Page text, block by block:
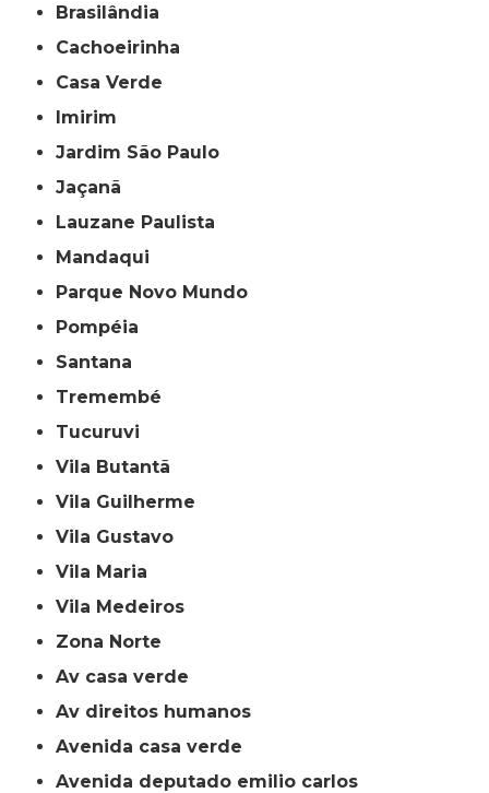
Brasilândia
Cachoeirinha
Casa Verde
Imirim
Jardim São Paulo
Jaçanã
Lauzane Paulista
Mandaqui
Parque Novo Mundo
Pompéia
Santana
Tremembé
Tucuruvi
Vila Butantã
Vila Guilherme
Vila Gustavo
Vila Maria
Vila Medeiros
Zona Norte
av casa verde
av direitos humanos
avenida casa verde
avenida deputado emilio carlos